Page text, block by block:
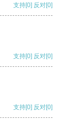
支持[0] 反对[0]
支持[0] 反对[0]
支持[0] 反对[0]